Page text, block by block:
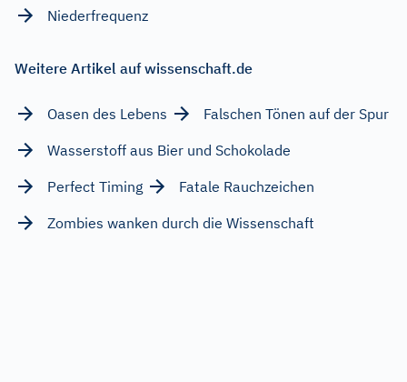
Niederfrequenz
Weitere Artikel auf wissenschaft.de
Oasen des Lebens
Falschen Tönen auf der Spur
Wasserstoff aus Bier und Schokolade
Perfect Timing
Fatale Rauchzeichen
Zombies wanken durch die Wissenschaft